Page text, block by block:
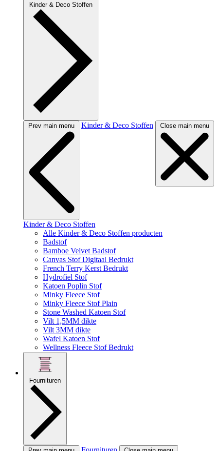
Kinder & Deco Stoffen
Prev main menu Kinder & Deco Stoffen Close main menu
Kinder & Deco Stoffen
Alle Kinder & Deco Stoffen producten
Badstof
Bamboe Velvet Badstof
Canvas Stof Digitaal Bedrukt
French Terry Kerst Bedrukt
Hydrofiel Stof
Katoen Poplin Stof
Minky Fleece Stof
Minky Fleece Stof Plain
Stone Washed Katoen Stof
Vilt 1,5MM dikte
Vilt 3MM dikte
Wafel Katoen Stof
Wellness Fleece Stof Bedrukt
Fournituren